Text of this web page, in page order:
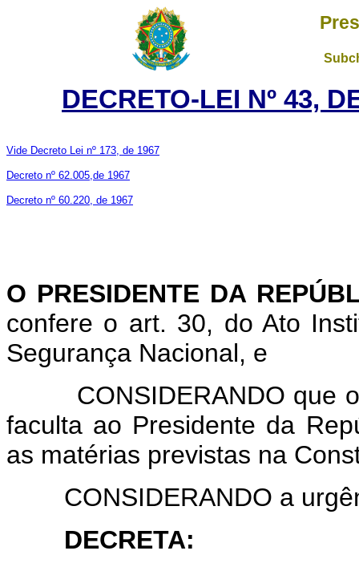
DECRETO-LEI Nº 43,
Vide Decreto Lei nº 173, de 1967
Decreto nº 62.005,de 1967
Decreto nº 60.220, de 1967
O PRESIDENTE DA
confere o art. 30, do Ato
Segurança Nacional, e
CONSIDERANDO que o
faculta ao Presidente da
as matérias previstas na
CONSIDERANDO a
DECRETA: